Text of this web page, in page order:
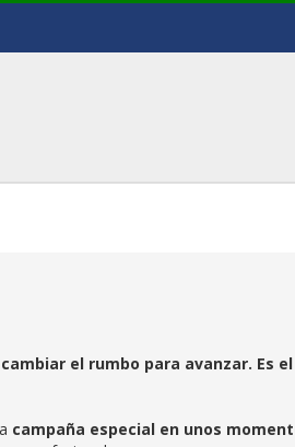
el rumbo para avanzar. Es
campaña especial en unos